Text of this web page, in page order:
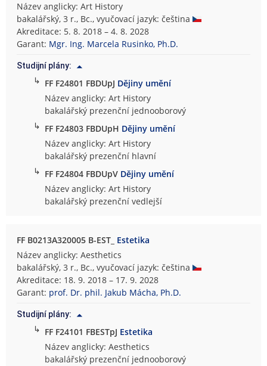
Název anglicky: Art History
bakalářský, 3 r., Bc., vyučovací jazyk: čeština
Akreditace: 5. 8. 2018 – 4. 8. 2028
Garant: Mgr. Ing. Marcela Rusinko, Ph.D.
Studijní plány:
↳ FF F24801 FBDUpJ Dějiny umění
Název anglicky: Art History
bakalářský prezenční jednooborový
↳ FF F24803 FBDUpH Dějiny umění
Název anglicky: Art History
bakalářský prezenční hlavní
↳ FF F24804 FBDUpV Dějiny umění
Název anglicky: Art History
bakalářský prezenční vedlejší
FF B0213A320005 B-EST_ Estetika
Název anglicky: Aesthetics
bakalářský, 3 r., Bc., vyučovací jazyk: čeština
Akreditace: 18. 9. 2018 – 17. 9. 2028
Garant: prof. Dr. phil. Jakub Mácha, Ph.D.
Studijní plány:
↳ FF F24101 FBESTpJ Estetika
Název anglicky: Aesthetics
bakalářský prezenční jednooborový